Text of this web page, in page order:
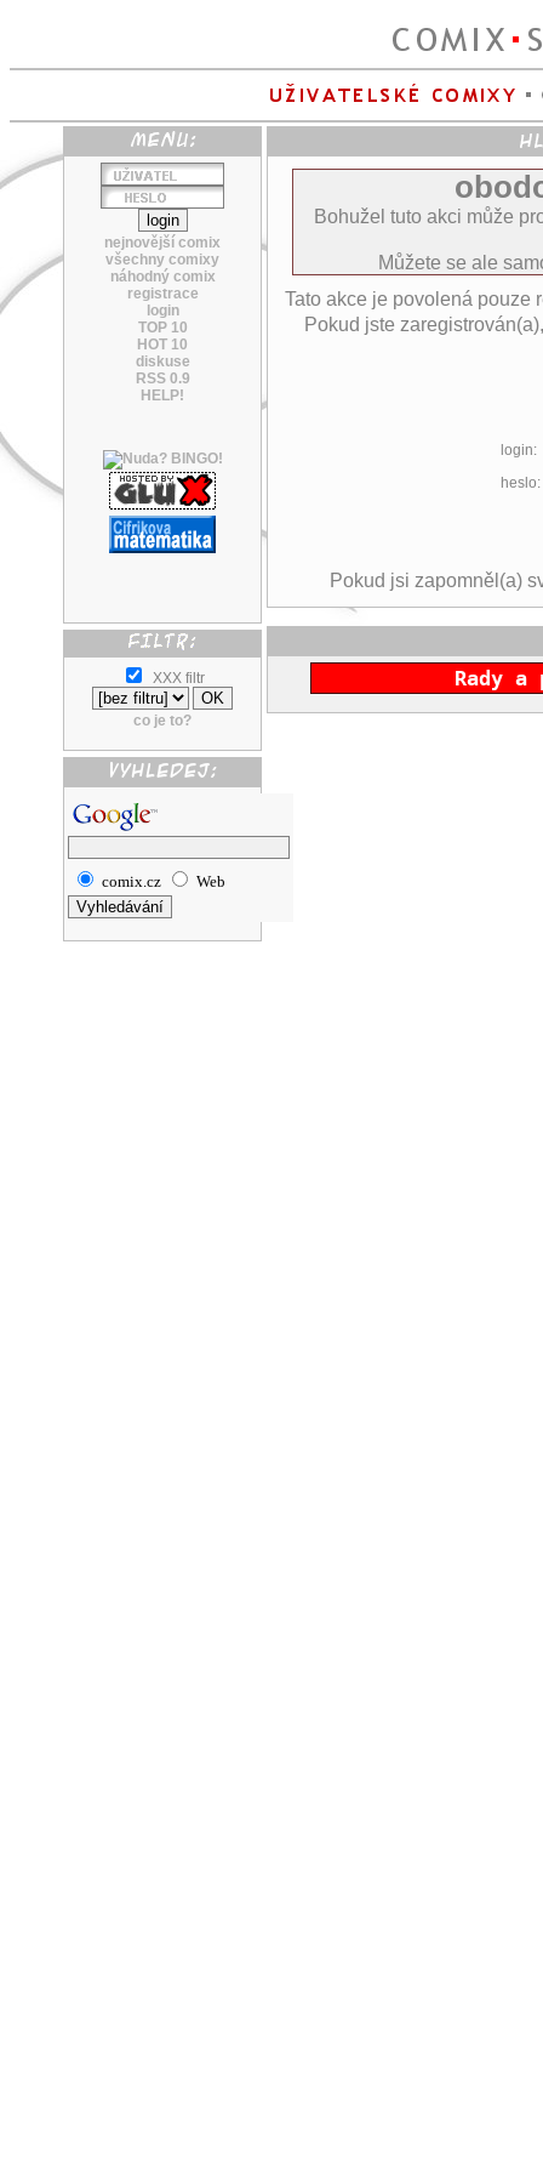
nejnovější comix
všechny comixy
náhodný comix
registrace
login
TOP 10
HOT 10
diskuse
RSS 0.9
HELP!
XXX filtr
co je to?
comix.cz Web
Bohužel tuto akci může
Můžete se ale
Tato akce je povolená pouze
Pokud jste
login:
heslo:
Pokud jsi zapomněl(a)
Rady a